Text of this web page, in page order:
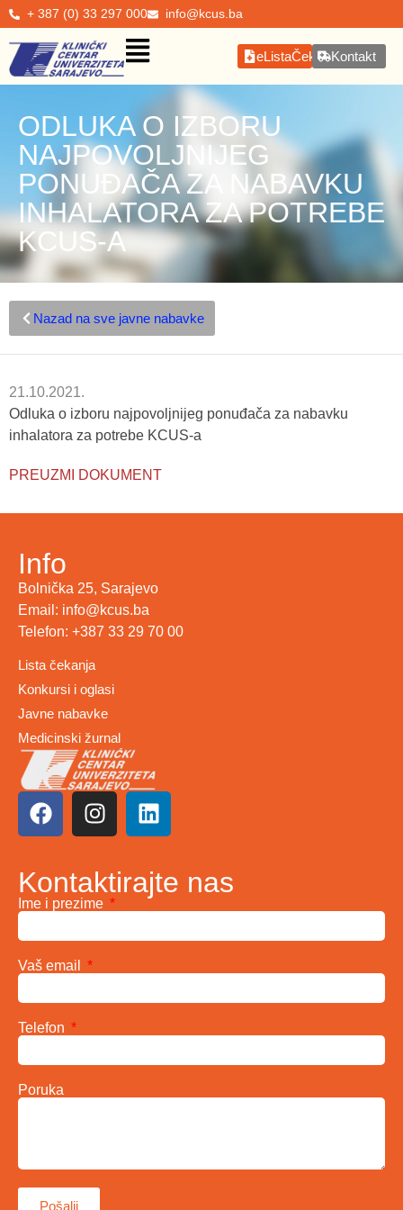
+ 387 (0) 33 297 000 info@kcus.ba
eListaČekanjaKontakt
ODLUKA O IZBORU
NAJPOVOLJNIJEG
PONUĐAČA ZA NABAVKU
INHALATORA ZA POTREBE
KCUS-A
Nazad na sve javne nabavke
21.10.2021.
Odluka o izboru najpovoljnijeg ponuđača za nabavku
inhalatora za potrebe KCUS-a
PREUZMI DOKUMENT
Info
Bolnička 25, Sarajevo
Email: info@kcus.ba
Telefon: +387 33 29 70 00
Lista čekanja
Konkursi i oglasi
Javne nabavke
Medicinski žurnal
Kontaktirajte nas
Ime i prezime
Vaš email
Telefon
Poruka
Pošalji